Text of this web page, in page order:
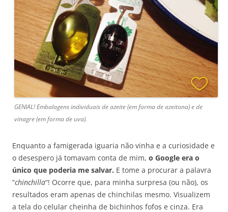
GENIAL! Embalagens individuais de azeite (em forma de azeitona) e de
vinagre (em forma de uva).
Enquanto a famigerada iguaria não vinha e a curiosidade e
o desespero já tomavam conta de mim, o Google era o
único que poderia me salvar. E tome a procurar a palavra
“chinchilla“! Ocorre que, para minha surpresa (ou não), os
resultados eram apenas de chinchilas mesmo. Visualizem
a tela do celular cheinha de bichinhos fofos e cinza. Era